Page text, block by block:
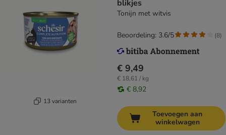
13 varianten
blikjes
Tonijn met witvis
€ 9,49
€ 18,61 / kg
€ 8,92
Beoordeling: 3.6/5 (8)
Toevoegen aan
winkelwagen